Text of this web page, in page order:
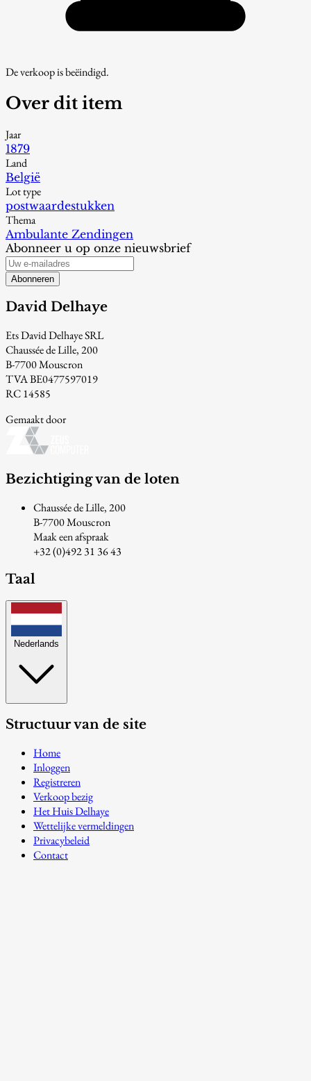
De verkoop is beëindigd.
Over dit item
Jaar
1879
Land
België
Lot type
postwaardestukken
Thema
Ambulante Zendingen
Abonneer u op onze nieuwsbrief
Abonneren
David Delhaye
Ets David Delhaye SRL
Chaussée de Lille, 200
B-7700 Mouscron
TVA BE0477597019
RC 14585
Gemaakt door
Bezichtiging van de loten
Chaussée de Lille, 200
B-7700 Mouscron
Maak een afspraak
+32 (0)492 31 36 43
Taal
Nederlands
Structuur van de site
Home
Inloggen
Registreren
Verkoop bezig
Het Huis Delhaye
Wettelijke vermeldingen
Privacybeleid
Contact